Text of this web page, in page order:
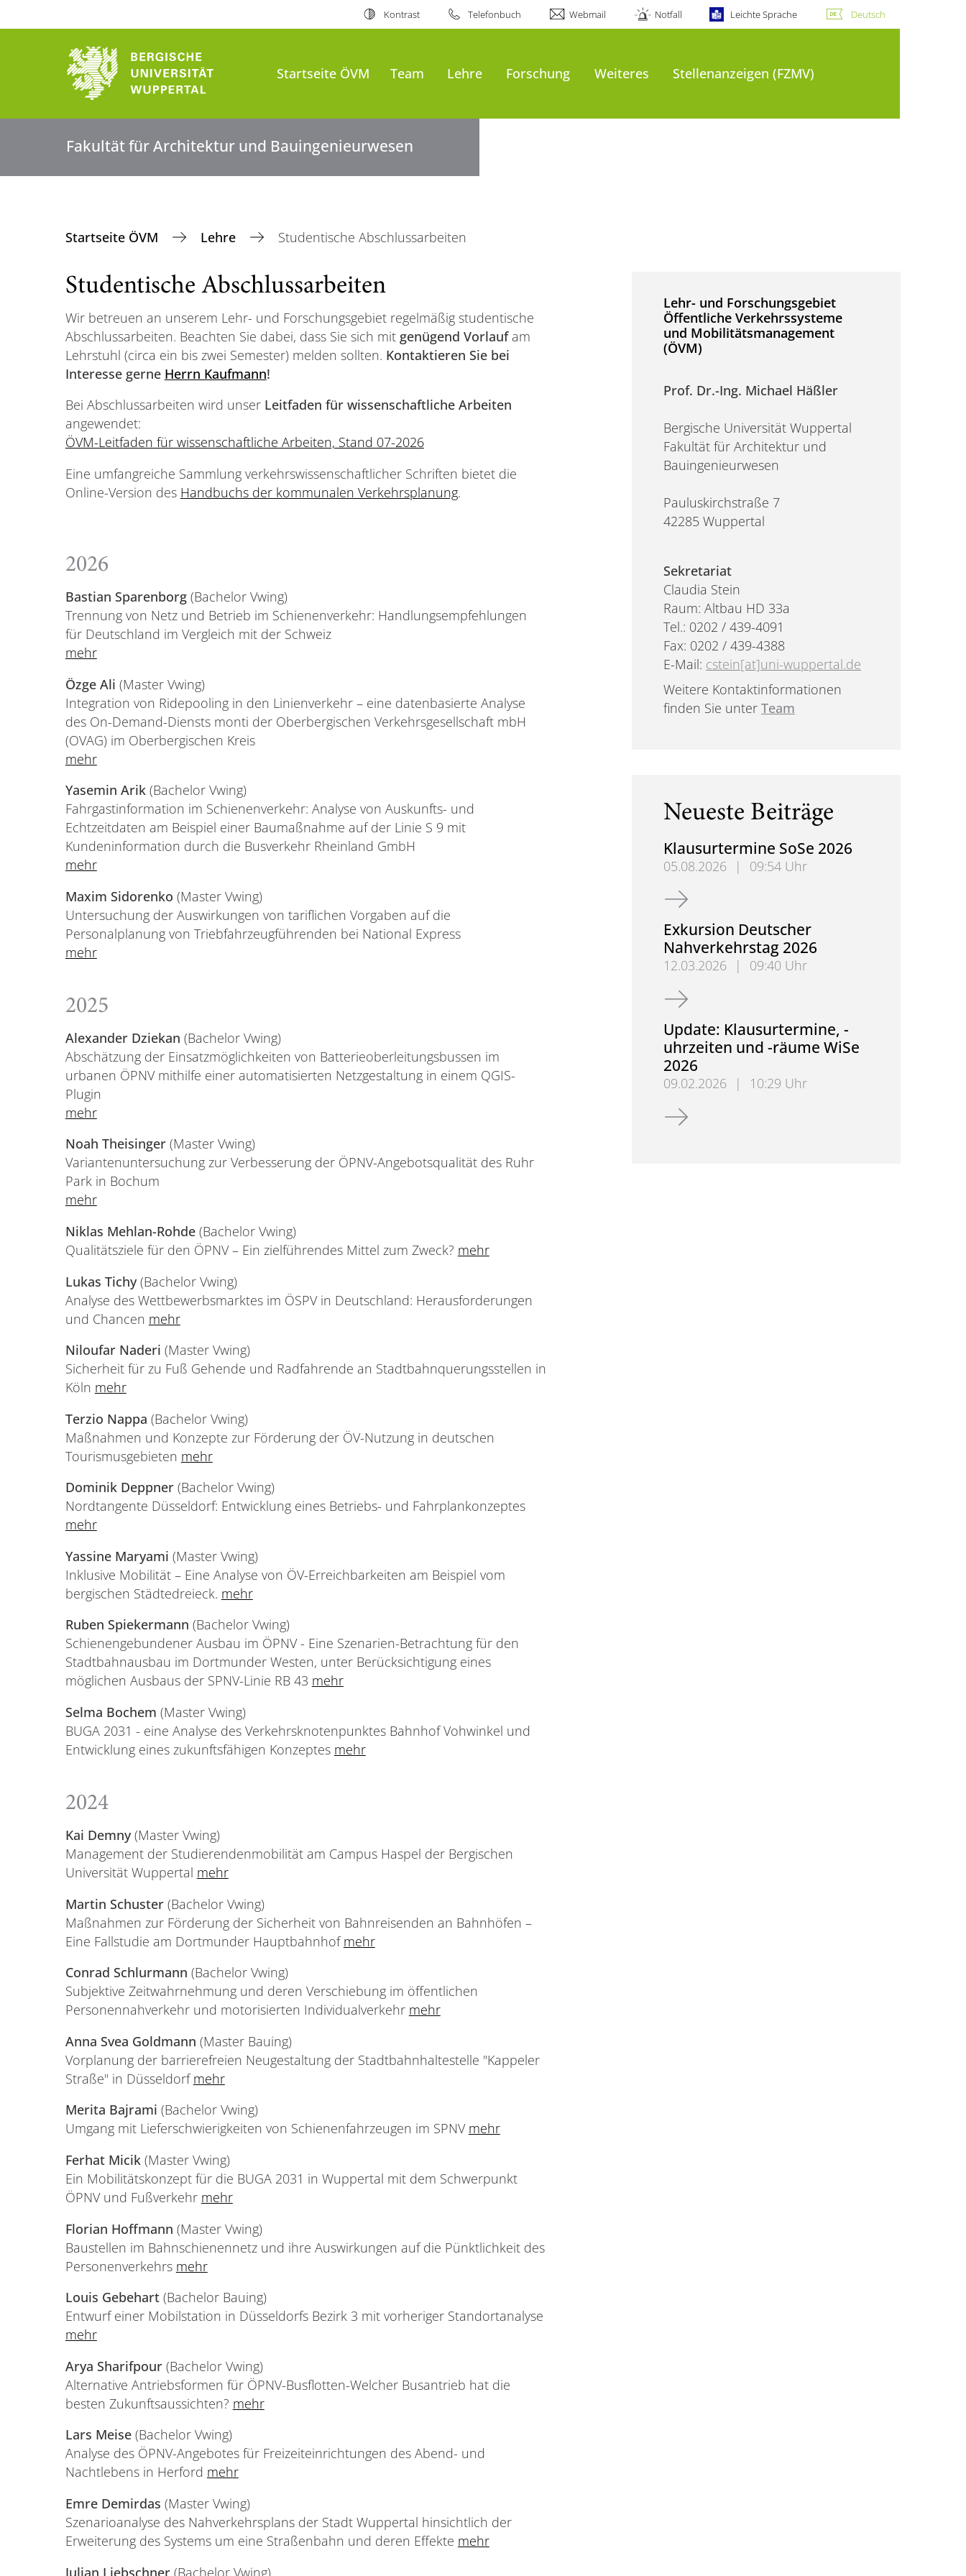
Kontrast Telefonbuch Webmail Notfall Leichte Sprache Deutsch
Startseite ÖVM Team Lehre Forschung Weiteres Stellenanzeigen (FZMV)
Fakultät für Architektur und Bauingenieurwesen
Startseite ÖVM Lehre Studentische Abschlussarbeiten
Studentische Abschlussarbeiten
Wir betreuen an unserem Lehr- und Forschungsgebiet regelmäßig studentische
Abschlussarbeiten. Beachten Sie dabei, dass Sie sich mit genügend Vorlaufam
Lehrstuhl (circa ein bis zwei Semester) melden sollten. Kontaktieren Sie bei
Interesse gerne Herrn Kaufmann!
Bei Abschlussarbeiten wird unser Leitfaden für wissenschaftliche Arbeiten
angewendet:
ÖVM-Leitfaden für wissenschaftliche Arbeiten, Stand 07-2026
Eine umfangreiche Sammlung verkehrswissenschaftlicher Schriften bietet die
Online-Version des Handbuchs der kommunalen Verkehrsplanung.
2026
Bastian Sparenborg(Bachelor Vwing)
Trennung von Netz und Betrieb im Schienenverkehr: Handlungsempfehlungen
für Deutschland im Vergleich mit der Schweiz
mehr
Özge Ali (Master Vwing)
Integration von Ridepooling in den Linienverkehr – eine datenbasierte Analyse
des On-Demand-Diensts monti der Oberbergischen Verkehrsgesellschaft mbH
(OVAG) im Oberbergischen Kreis
mehr
Yasemin Arik(Bachelor Vwing)
Fahrgastinformation im Schienenverkehr: Analyse von Auskunfts- und
Echtzeitdaten am Beispiel einer Baumaßnahme auf der Linie S 9 mit
Kundeninformation durch die Busverkehr Rheinland GmbH
mehr
Maxim Sidorenko (Master Vwing)
Untersuchung der Auswirkungen von tariflichen Vorgaben auf die
Personalplanung von Triebfahrzeugführenden bei National Express
mehr
2025
Alexander Dziekan (Bachelor Vwing)
Abschätzung der Einsatzmöglichkeiten von Batterieoberleitungsbussen im
urbanen ÖPNV mithilfe einer automatisierten Netzgestaltung in einem QGIS-
Plugin
mehr
Noah Theisinger(Master Vwing)
Variantenuntersuchung zur Verbesserung der ÖPNV-Angebotsqualität des Ruhr
Park in Bochum
mehr
Niklas Mehlan-Rohde (Bachelor Vwing)
Qualitätsziele für den ÖPNV – Ein zielführendes Mittel zum Zweck? mehr
Lukas Tichy(Bachelor Vwing)
Analyse des Wettbewerbsmarktes im ÖSPV in Deutschland: Herausforderungen
und Chancen mehr
Niloufar Naderi (Master Vwing)
Sicherheit für zu Fuß Gehende und Radfahrende an Stadtbahnquerungsstellen in
Köln mehr
Terzio Nappa (Bachelor Vwing)
Maßnahmen und Konzepte zur Förderung der ÖV-Nutzung in deutschen
Tourismusgebieten mehr
Dominik Deppner (Bachelor Vwing)
Nordtangente Düsseldorf: Entwicklung eines Betriebs- und Fahrplankonzeptes
mehr
Yassine Maryami (Master Vwing)
Inklusive Mobilität – Eine Analyse von ÖV-Erreichbarkeiten am Beispiel vom
bergischen Städtedreieck. mehr
Ruben Spiekermann (Bachelor Vwing)
Schienengebundener Ausbau im ÖPNV - Eine Szenarien-Betrachtung für den
Stadtbahnausbau im Dortmunder Westen, unter Berücksichtigung eines
möglichen Ausbaus der SPNV-Linie RB 43 mehr
Selma Bochem (Master Vwing)
BUGA 2031 - eine Analyse des Verkehrsknotenpunktes Bahnhof Vohwinkel und
Entwicklung eines zukunftsfähigen Konzeptes mehr
2024
Kai Demny(Master Vwing)
Management der Studierendenmobilität am Campus Haspel der Bergischen
Universität Wuppertal mehr
Martin Schuster(Bachelor Vwing)
Maßnahmen zur Förderung der Sicherheit von Bahnreisenden an Bahnhöfen –
Eine Fallstudie am Dortmunder Hauptbahnhofmehr
Conrad Schlurmann (Bachelor Vwing)
Subjektive Zeitwahrnehmung und deren Verschiebung im öffentlichen
Personennahverkehr und motorisierten Individualverkehr mehr
Anna Svea Goldmann (Master Bauing)
Vorplanung der barrierefreien Neugestaltung der Stadtbahnhaltestelle "Kappeler
Straße" in Düsseldorfmehr
Merita Bajrami (Bachelor Vwing)
Umgang mit Lieferschwierigkeiten von Schienenfahrzeugen im SPNV mehr
Ferhat Micik (Master Vwing)
Ein Mobilitätskonzept für die BUGA 2031 in Wuppertal mit dem Schwerpunkt
ÖPNV und Fußverkehr mehr
Florian Hoffmann (Master Vwing)
Baustellen im Bahnschienennetz und ihre Auswirkungen auf die Pünktlichkeit des
Personenverkehrs mehr
Louis Gebehart(Bachelor Bauing)
Entwurf einer Mobilstation in Düsseldorfs Bezirk 3 mit vorheriger Standortanalyse
mehr
Arya Sharifpour (Bachelor Vwing)
Alternative Antriebsformen für ÖPNV-Busflotten-Welcher Busantrieb hat die
besten Zukunftsaussichten? mehr
Lars Meise(Bachelor Vwing)
Analyse des ÖPNV-Angebotes für Freizeiteinrichtungen des Abend- und
Nachtlebens in Herford mehr
Emre Demirdas (Master Vwing)
Szenarioanalyse des Nahverkehrsplans der Stadt Wuppertal hinsichtlich der
Erweiterung des Systems um eine Straßenbahn und deren Effekte mehr
Julian Liebschner(Bachelor Vwing)
Lehr- und Forschungsgebiet
Öffentliche Verkehrssysteme
und Mobilitätsmanagement
(ÖVM)
Prof. Dr.-Ing. Michael Häßler
Bergische Universität Wuppertal
Fakultät für Architektur und
Bauingenieurwesen
Pauluskirchstraße 7
42285 Wuppertal
Sekretariat
Claudia Stein
Raum: Altbau HD 33a
Tel.: 0202 / 439-4091
Fax: 0202 / 439-4388
E-Mail: cstein[at]uni-wuppertal.de
Weitere Kontaktinformationen
finden Sie unterTeam
Neueste Beiträge
Klausurtermine SoSe 2026
05.08.2026 |
09:54 Uhr
Klausurtermine SoSe 2026
Exkursion Deutscher
Nahverkehrstag 2026
12.03.2026 |
09:40 Uhr
Exkursion Deutscher Nahverkehrstag 2026
Update: Klausurtermine, -
uhrzeiten und -räume WiSe
2026
09.02.2026 |
10:29 Uhr
Update: Klausurtermine, -uhrzeiten und -räume